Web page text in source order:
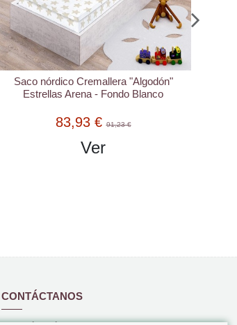
Sábana Bajera Con Cremallera para
Saco Nórdico "Algodón" Estampados
42,87 €46,59 €
Ver
CONTÁCTANOS